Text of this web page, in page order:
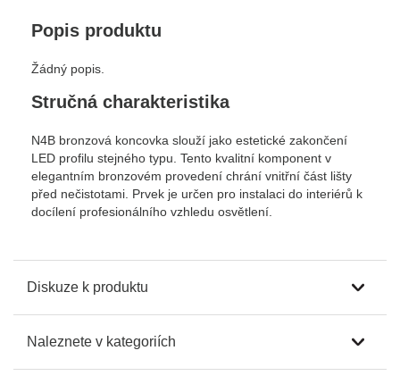
Popis produktu
Žádný popis.
Stručná charakteristika
N4B bronzová koncovka slouží jako estetické zakončení
LED profilu stejného typu. Tento kvalitní komponent v
elegantním bronzovém provedení chrání vnitřní část lišty
před nečistotami. Prvek je určen pro instalaci do interiérů k
docílení profesionálního vzhledu osvětlení.
Diskuze k produktu
Naleznete v kategoriích